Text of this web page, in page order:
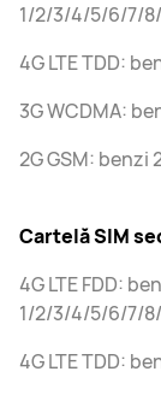
1/2/3/4/5/6/7/
4G LTE TDD:
3G WCDMA:
2G GSM:
Cartelă SIM
4G LTE FDD:
1/2/3/4/5/6/7/
4G LTE TDD: